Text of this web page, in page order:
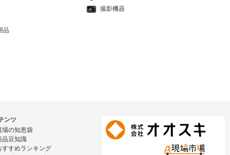
撮影機器
品
ンツ
場の知恵袋
品豆知識
すすめランキング